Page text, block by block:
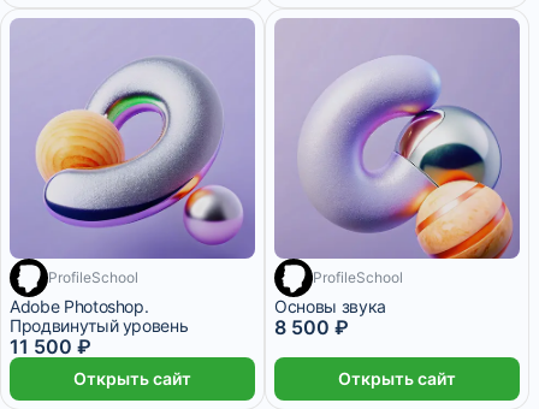
ProfileSchool
Adobe Photoshop.
Продвинутый уровень
11 500 ₽
Открыть сайт
ProfileSchool
Основы звука
8 500 ₽
Открыть сайт